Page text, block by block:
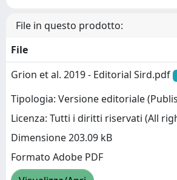
File in questo prodotto:
File
Grion et al. 2019 - Editorial Sird.pdf
Tipologia: Versione editoriale
Licenza: Tutti i diritti riservati (All
Dimensione 203.09 kB
Formato Adobe PDF